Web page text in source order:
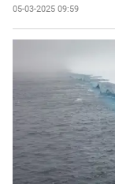
05-03-2025 09:59